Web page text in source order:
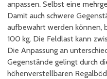
anpassen. Selbst eine
Damit auch schwere
aufbewahrt werden können,
100 kg. Die Feldlast kann
Die Anpassung an
Gegenstände gelingt durch
höhenverstellbaren